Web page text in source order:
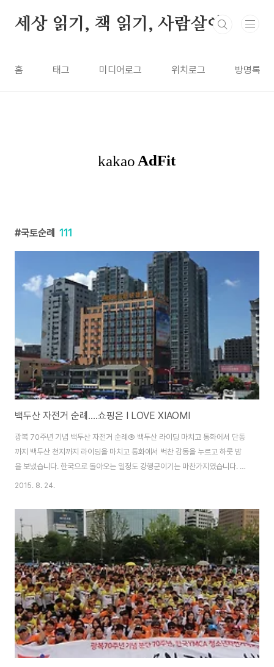
세상 읽기, 책 읽기, 사람살이
홈 태그 미디어로그 위치로그 방명록
국토순례 111
백두산 자전거 순례....쇼핑은 I LOVE XIAOMI
광복 70주년 기념 백두산 자전거 순례⑤ 백두산 라이딩 마치고 통화에서 단동
까지 백두산 천지까지 라이딩을 마치고 통화에서 벅찬 감동을 누르고 하룻 밤
을 보냈습니다. 한국으로 돌아오는 일정도 강행군이기는 마찬가지였습니다. 통
화의 OO호텔에서 아침 5시 30분에 일어나 6시부터 밥을 먹고 7시에 출발하
향해 출발한 것이 아니라 통화시내에 있는 한 쇼핑몰로 갔습니다. 일요일 아침
7시, 쇼핑몰에 있는 가게 중에 작은 슈퍼 한 곳을 제외하고는 아직 문을 연 곳이
없었습니다. 여행사와 제휴를 맺은 '죽가공품 매장' 한 곳만 문을 열었더군요.
저희 일행 뿐만 아니라 한국인 여행객을 태운 관광버스들이 앞다투어 쇼핑몰
앞으로 몰려왔습니다. 가이..
2015. 8. 24.